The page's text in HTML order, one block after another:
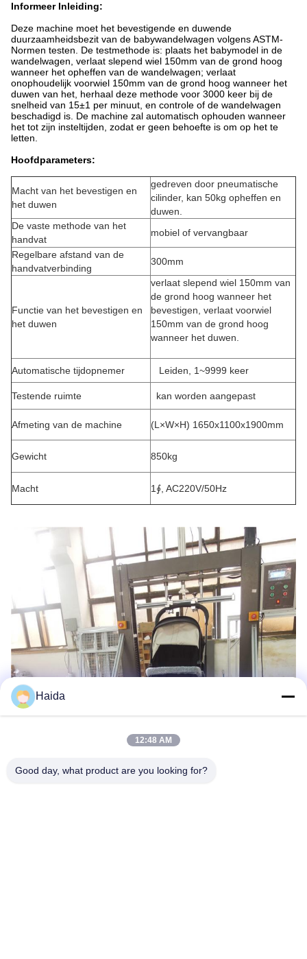
Informeer Inleiding:
Deze machine moet het bevestigende en duwende
duurzaamheidsbezit van de babywandelwagen volgens ASTM-
Normen testen. De testmethode is: plaats het babymodel in de
wandelwagen, verlaat slepend wiel 150mm van de grond hoog
wanneer het opheffen van de wandelwagen; verlaat
onophoudelijk voorwiel 150mm van de grond hoog wanneer het
duwen van het, herhaal deze methode voor 3000 keer bij de
snelheid van 15±1 per minuut, en controle of de wandelwagen
beschadigd is. De machine zal automatisch ophouden wanneer
het tot zijn insteltijden, zodat er geen behoefte is om op het te
letten.
Hoofdparameters:
Macht van het bevestigen en
het duwen
gedreven door pneumatische
cilinder, kan 50kg opheffen en
duwen.
De vaste methode van het
handvat
mobiel of vervangbaar
Regelbare afstand van de
handvatverbinding
300mm
Functie van het bevestigen en
het duwen
verlaat slepend wiel 150mm van
de grond hoog wanneer het
bevestigen, verlaat voorwiel
150mm van de grond hoog
wanneer het duwen.
Automatische tijdopnemer Leiden, 1~9999 keer
Testende ruimte kan worden aangepast
Afmeting van de machine (L×W×H) 1650x1100x1900mm
Gewicht 850kg
Macht 1∮, AC220V/50Hz
Haida
12:48 AM
Good day, what product are you looking for?